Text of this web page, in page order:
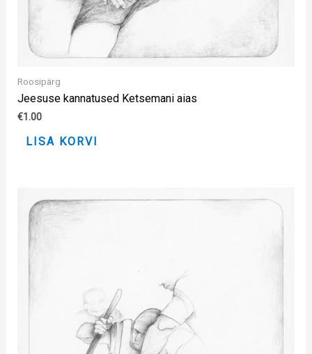
Roosipärg
Jeesuse kannatused Ketsemani aias
€1.00
LISA KORVI